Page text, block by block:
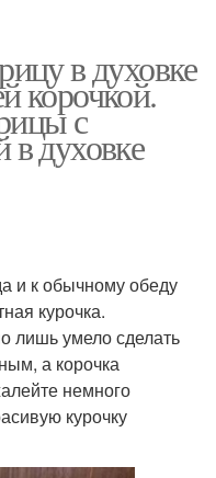
в духовке
корочкой.
с
в духовке
и к обычному обеду
курочка.
лишь умело сделать
а корочка
немного
курочку